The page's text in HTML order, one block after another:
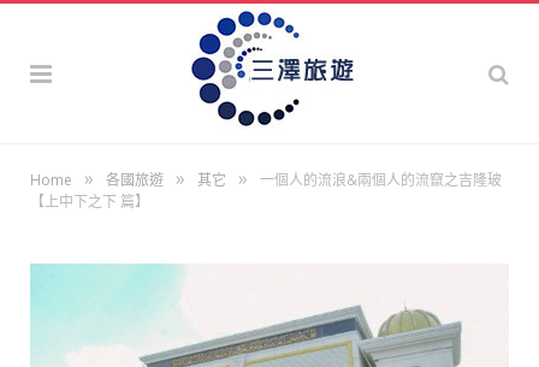
Home » 各國旅遊 » 其它 »
一個人的流浪&兩個人的流竄之吉隆玻
【上中下之下 篇】